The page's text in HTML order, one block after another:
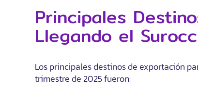
Principales
Llegando el
Los principales destinos de exportación
trimestre de 2025 fueron: